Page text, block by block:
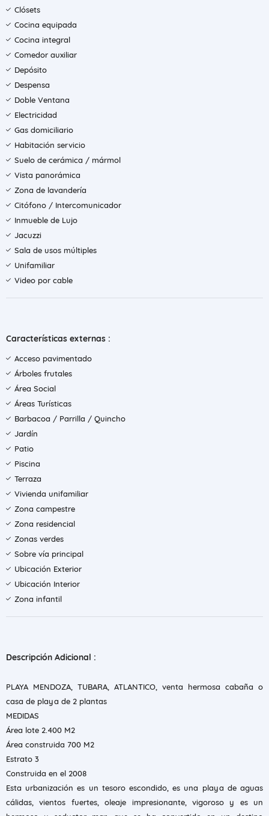
Clósets
Cocina equipada
Cocina integral
Comedor auxiliar
Depósito
Despensa
Doble Ventana
Electricidad
Gas domiciliario
Habitación servicio
Suelo de cerámica / mármol
Vista panorámica
Zona de lavandería
Citófono / Intercomunicador
Inmueble de Lujo
Jacuzzi
Sala de usos múltiples
Unifamiliar
Video por cable
Características externas :
Acceso pavimentado
Árboles frutales
Área Social
Áreas Turísticas
Barbacoa / Parrilla / Quincho
Jardín
Patio
Piscina
Terraza
Vivienda unifamiliar
Zona campestre
Zona residencial
Zonas verdes
Sobre vía principal
Ubicación Exterior
Ubicación Interior
Zona infantil
Descripción Adicional :
PLAYA MENDOZA, TUBARA, ATLANTICO, venta hermosa cabaña o
casa de playa de 2 plantas
MEDIDAS
Área lote 2.400 M2
Área construida 700 M2
Estrato 3
Construida en el 2008
Esta urbanización es un tesoro escondido, es una playa de aguas
cálidas, vientos fuertes, oleaje impresionante, vigoroso y es un